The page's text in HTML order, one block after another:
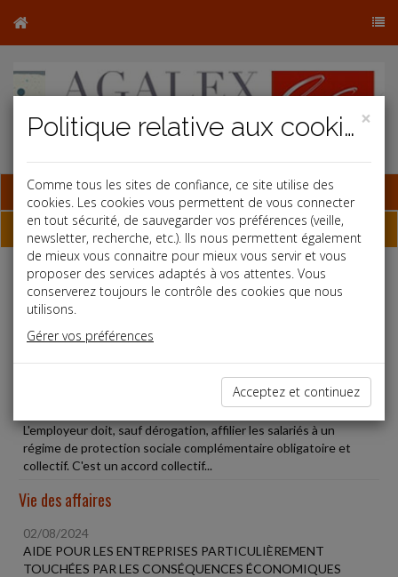
Base documentaire
Dépêches
Liste des dernières dépêches
Social
PROTECTION SOCIALE COMPLÉMENTAIRE : EMPLOYEUR
L'employeur doit, sauf dérogation, affilier les salariés à un
régime de protection sociale complémentaire obligatoire et
collectif. C'est un accord collectif...
Vie des affaires
02/08/2024
AIDE POUR LES ENTREPRISES PARTICULIÈREMENT
TOUCHÉES PAR LES CONSÉQUENCES ÉCONOMIQUES
×
Politique relative aux cookies
Comme tous les sites de confiance, ce site utilise des
cookies. Les cookies vous permettent de vous connecter
en tout sécurité, de sauvegarder vos préférences (veille,
newsletter, recherche, etc.). Ils nous permettent également
de mieux vous connaitre pour mieux vous servir et vous
proposer des services adaptés à vos attentes. Vous
conserverez toujours le contrôle des cookies que nous
utilisons.
Gérer vos préférences
Acceptez et continuez